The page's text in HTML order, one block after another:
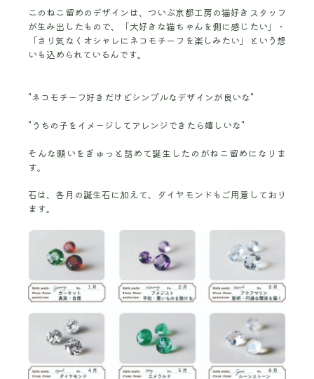
このねこ留めのデザインは、ついぶ京都工房の猫好きスタッフ
が生み出したもので、「大好きな猫ちゃんを側に感じたい」・
「さり気なくオシャレにネコモチーフを楽しみたい」という想
いも込められているんです。
"ネコモチーフ好きだけどシンプルなデザインが良いな"
"うちの子をイメージしてアレンジできたら嬉しいな"
そんな願いをぎゅっと詰めて誕生したのがねこ留めになりま
す。
石は、各月の誕生石に加えて、ダイヤモンドもご用意しており
ます。